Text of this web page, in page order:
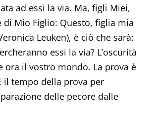
ad essi la via. Ma, figli Miei,
di Mio Figlio: Questo, figlia mia
Leuken), è ciò che sarà:
essi la via? L’oscurità
ora il vostro mondo. La prova è
il tempo della prova per
delle pecore dalle